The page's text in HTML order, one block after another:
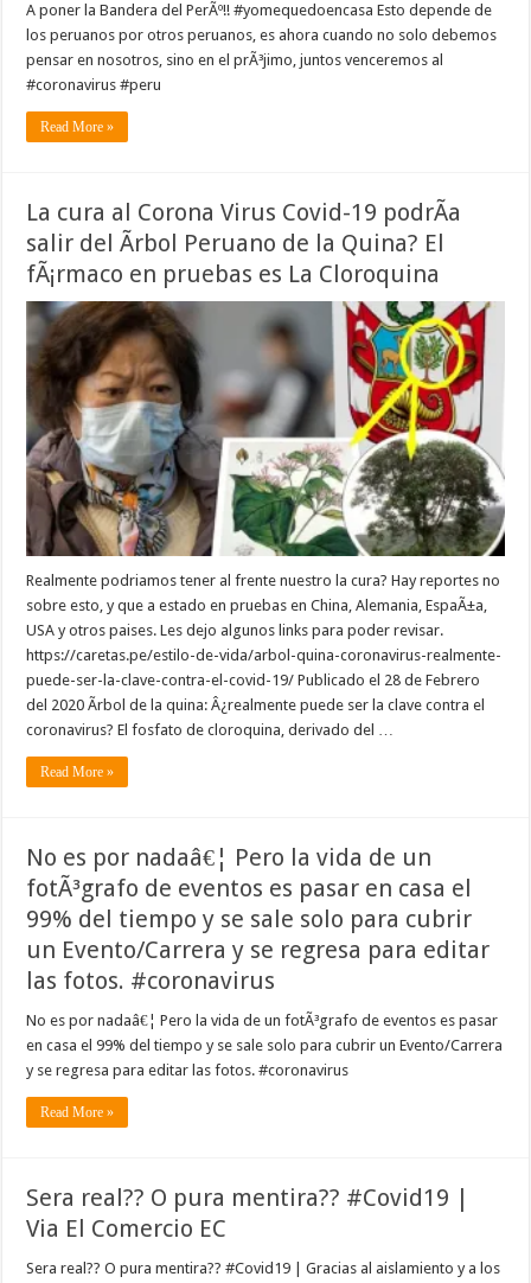
A poner la Bandera del PerÃº!! #yomequedoencasa Esto depende de
los peruanos por otros peruanos, es ahora cuando no solo debemos
pensar en nosotros, sino en el prÃ³jimo, juntos venceremos al
#coronavirus #peru
Read More »
La cura al Corona Virus Covid-19 podrÃ­a
salir del Ãrbol Peruano de la Quina? El
fÃ¡rmaco en pruebas es La Cloroquina
Realmente podriamos tener al frente nuestro la cura? Hay reportes no
sobre esto, y que a estado en pruebas en China, Alemania, EspaÃ±a,
USA y otros paises. Les dejo algunos links para poder revisar.
https://caretas.pe/estilo-de-vida/arbol-quina-coronavirus-realmente-
puede-ser-la-clave-contra-el-covid-19/ Publicado el 28 de Febrero
del 2020 Ãrbol de la quina: Â¿realmente puede ser la clave contra el
coronavirus? El fosfato de cloroquina, derivado del …
Read More »
No es por nadaâ€¦ Pero la vida de un
fotÃ³grafo de eventos es pasar en casa el
99% del tiempo y se sale solo para cubrir
un Evento/Carrera y se regresa para editar
las fotos. #coronavirus
No es por nadaâ€¦ Pero la vida de un fotÃ³grafo de eventos es pasar
en casa el 99% del tiempo y se sale solo para cubrir un Evento/Carrera
y se regresa para editar las fotos. #coronavirus
Read More »
Sera real?? O pura mentira?? #Covid19 |
Via El Comercio EC
Sera real?? O pura mentira?? #Covid19 | Gracias al aislamiento y a los